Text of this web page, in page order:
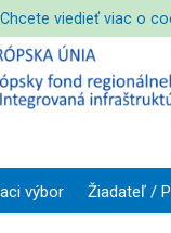
Chcete viedieť viac o
výbor Žiadateľ /